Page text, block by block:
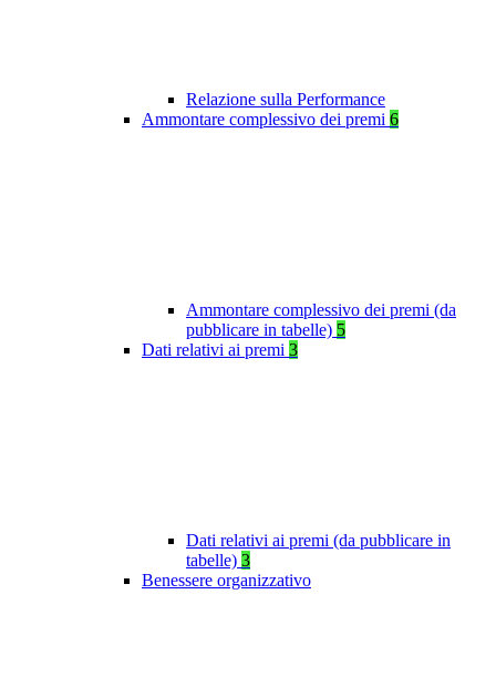
Relazione sulla Performance
Ammontare complessivo dei premi 6
Ammontare complessivo dei premi (da
pubblicare in tabelle) 5
Dati relativi ai premi 3
Dati relativi ai premi (da pubblicare in
tabelle) 3
Benessere organizzativo